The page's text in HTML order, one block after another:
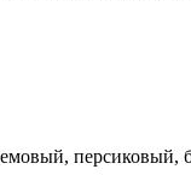
персиковый,